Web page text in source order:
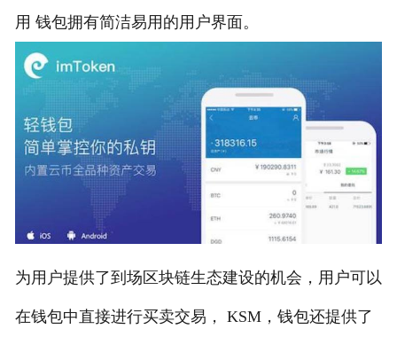
用 钱包拥有简洁易用的用户界面。
为用户提供了到场区块链生态建设的机会，用户可以
在钱包中直接进行买卖交易， KSM，钱包还提供了